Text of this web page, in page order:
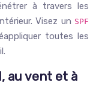
à travers les
Visez un SPF
toutes les
au vent et à